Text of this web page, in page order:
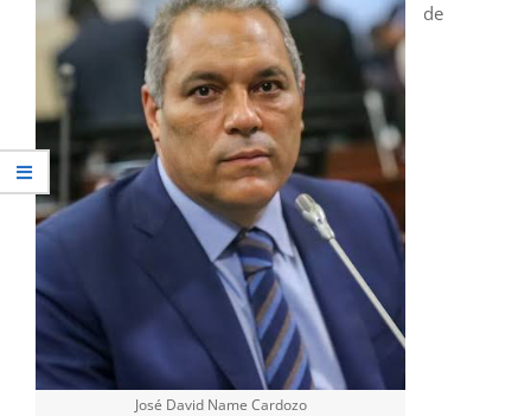
José David Name Cardozo
de